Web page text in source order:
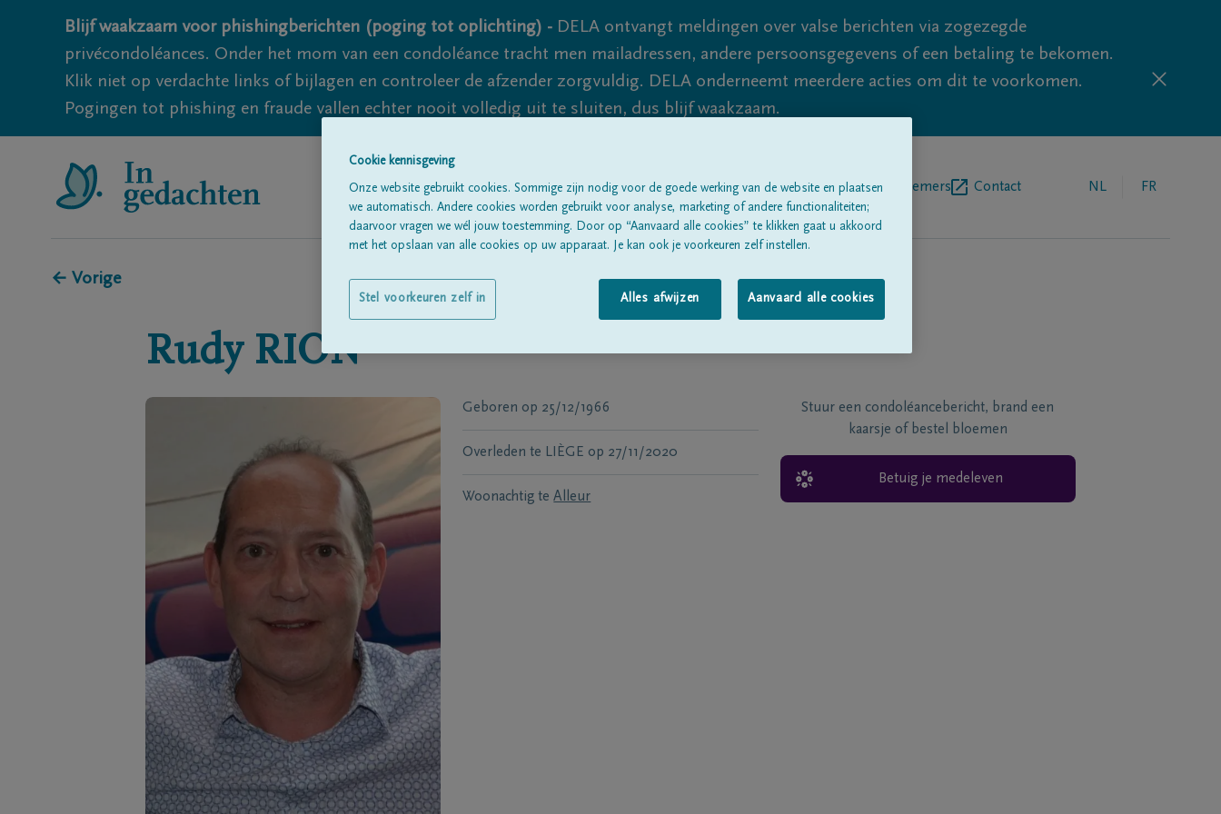
Blijf waakzaam voor phishingberichten (poging tot oplichting) - DELA ontvangt meldingen over valse berichten via zogezegde
privécondoléances. Onder het mom van een condoléance tracht men mailadressen, andere persoonsgegevens of een betaling te bekomen.
Klik niet op verdachte links of bijlagen en controleer de afzender zorgvuldig. DELA onderneemt meerdere acties om dit te voorkomen.
Pogingen tot phishing en fraude vallen echter nooit volledig uit te sluiten, dus blijf waakzaam.
Alle rouwberichtenOver onsBegrafenisondernemers Contact NL FR
← Vorige
Rudy RION
Geboren op 25/12/1966
Overleden te LIÈGE op 27/11/2020
Woonachtig te Alleur
Stuur een condoléancebericht, brand een
kaarsje of bestel bloemen
Betuig je medeleven
Cookie kennisgeving
Onze website gebruikt cookies. Sommige zijn nodig voor de goede werking van de website en plaatsen
we automatisch. Andere cookies worden gebruikt voor analyse, marketing of andere functionaliteiten;
daarvoor vragen we wél jouw toestemming. Door op “Aanvaard alle cookies” te klikken gaat u akkoord
met het opslaan van alle cookies op uw apparaat. Je kan ook je voorkeuren zelf instellen.
Alles afwijzen Aanvaard alle cookies
Stel voorkeuren zelf in